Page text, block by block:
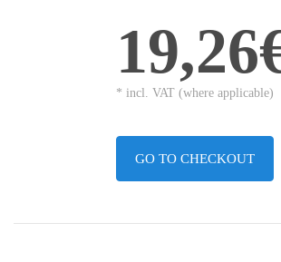
* incl. VAT (where applicable)
GO TO CHECKOUT